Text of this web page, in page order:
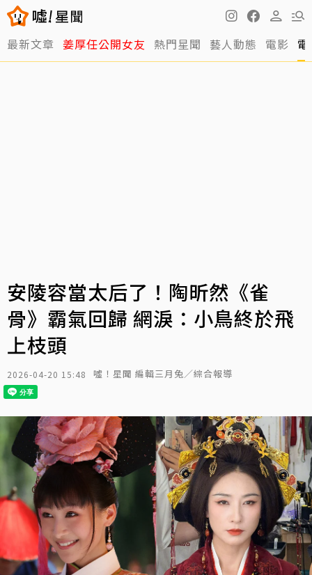
最新文章 姜厚任公開女友 熱門星聞 藝人動態 電影
安陵容當太后了！陶昕然《雀
骨》霸氣回歸 網淚：小鳥終於飛
上枝頭
2026-04-20 15:48 噓！星聞 編輯三月兔／綜合報導